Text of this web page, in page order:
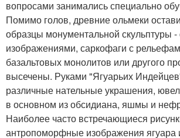
вопросами занимались специально
Помимо голов, древние ольмеки
образцы монументальной скульптуры
изображениями, саркофаги с
базальтовых монолитов или другого
высечены. Руками "Ягуарьих
различные нательные украшения,
в основном из обсидиана, яшмы и
Наиболее часто встречающиеся
антропоморфные изображения ягуара